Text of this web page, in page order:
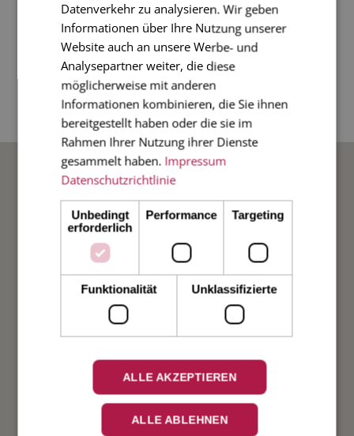
Spiralbindung lassen sich die Seiten mühelos
umblättern.
Wir bieten dieses Notizbuch in 5
verschiedenen Designs an - machen Sie sich
und anderen eine Freude!
BELIEBTE ANLÄSSE
Hochzeit
Weihnachten
Geburt
Datenverkehr zu analysieren. Wir geben
Informationen über Ihre Nutzung unserer
Website auch an unsere Werbe- und
Analysepartner weiter, die diese
möglicherweise mit anderen
Informationen kombinieren, die Sie ihnen
bereitgestellt haben oder die sie im
Rahmen Ihrer Nutzung ihrer Dienste
gesammelt haben. Impressum
Datenschutzrichtlinie
Unbedingt
erforderlich
Performance Targeting
Funktionalität Unklassifizierte
ALLE AKZEPTIEREN
ALLE ABLEHNEN